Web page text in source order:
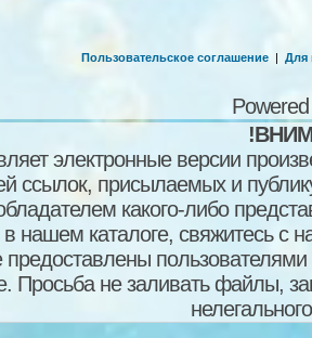
Пользовательское соглашение | Для
электронные версии
ссылок, присылаемых и
какого-либо
в нашем каталоге, свяжитесь
пользователями
Просьба не заливать файлы,